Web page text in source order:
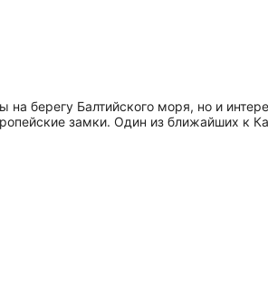
на берегу Балтийского моря, но и
замки. Один из ближайших к